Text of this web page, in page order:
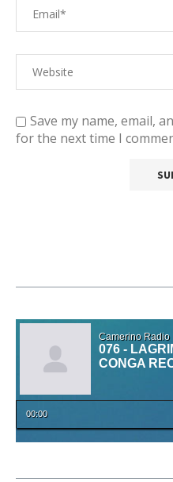
Save my name, email,
for the next time I